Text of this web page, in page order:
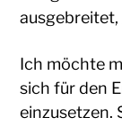
Ich möchte
sich für den
einzusetzen.